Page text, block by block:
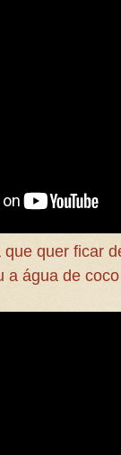
quer ficar
a água de